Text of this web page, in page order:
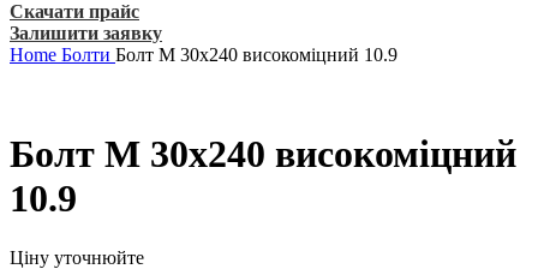
Скачати прайс
Залишити заявку
Home Болти Болт М 30х240 високоміцний 10.9
Болт М 30х240 високоміцний
10.9
Ціну уточнюйте